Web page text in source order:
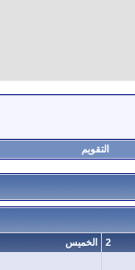
التقويم
2 الخميس